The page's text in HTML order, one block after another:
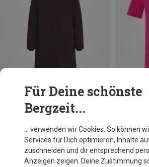
Du sparst 36%
Kinder
40,91 €
Für Deine schönste
Bergzeit...
… verwenden wir Cookies. So können
Services für Dich optimieren, Inhalte
zuschneiden und dir entsprechend
Anzeigen zeigen. Deine Zustimmung